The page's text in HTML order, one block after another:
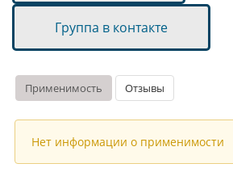
Группа в контакте
Применимость Отзывы
Нет информации о применимости